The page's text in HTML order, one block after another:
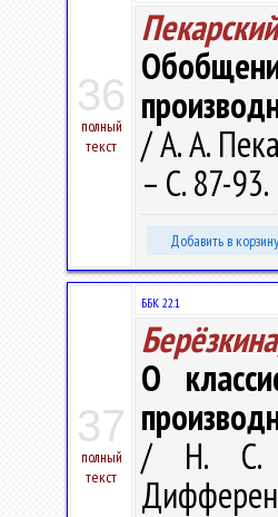
36
полный
текст
/ А. А.
– С. 87-93.
Добавить в корзину
37
полный
текст
ББК 22.1
О
/ Н. С.